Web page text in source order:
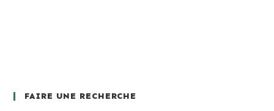
FAIRE UNE RECHERCHE